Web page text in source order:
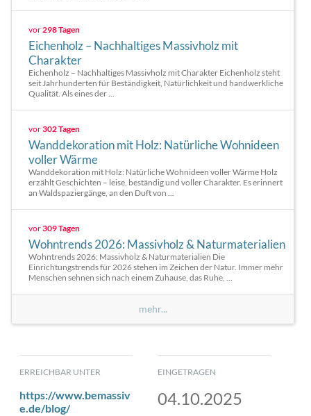
vor298 Tagen
Eichenholz – Nachhaltiges Massivholz mit
Charakter
Eichenholz – Nachhaltiges Massivholz mit Charakter Eichenholz steht
seit Jahrhunderten für Beständigkeit, Natürlichkeit und handwerkliche
Qualität. Als eines der ...
vor302 Tagen
Wanddekoration mit Holz: Natürliche Wohnideen
voller Wärme
Wanddekoration mit Holz: Natürliche Wohnideen voller Wärme Holz
erzählt Geschichten – leise, beständig und voller Charakter. Es erinnert
an Waldspaziergänge, an den Duft von ...
vor309 Tagen
Wohntrends 2026: Massivholz & Naturmaterialien
Wohntrends 2026: Massivholz & Naturmaterialien Die
Einrichtungstrends für 2026 stehen im Zeichen der Natur. Immer mehr
Menschen sehnen sich nach einem Zuhause, das Ruhe, ...
mehr...
ERREICHBAR UNTER
https://www.bemassiv
e.de/blog/
EINGETRAGEN
04.10.2025